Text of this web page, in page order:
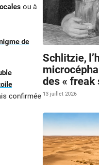
ou à
de
confirmée
Schlitzie,
des « freak
13 juillet 2026